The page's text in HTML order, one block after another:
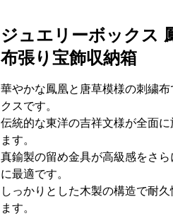
ジュエリーボックス
布張り宝飾収納箱
華やかな鳳凰と唐草模様の刺繍
クスです。
伝統的な東洋の吉祥文様が全面
ます。
真鍮製の留め金具が高級感をさ
に最適です。
しっかりとした木製の構造で耐
ます。